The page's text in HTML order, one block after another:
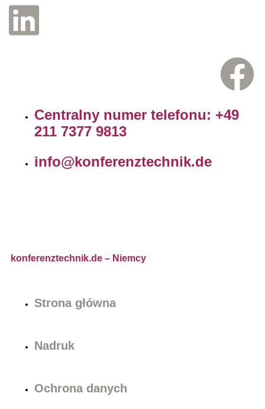
Centralny numer telefonu: +49
211 7377 9813
info@konferenztechnik.de
konferenztechnik.de – Niemcy
Strona główna
Nadruk
Ochrona danych